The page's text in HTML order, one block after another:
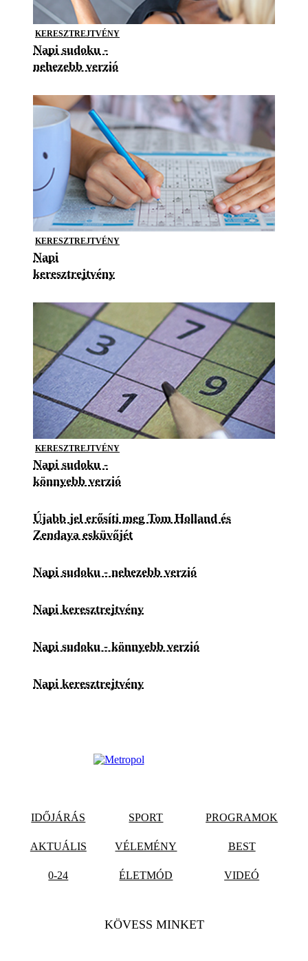
KERESZTREJTVÉNY
Napi sudoku -
nehezebb verzió
KERESZTREJTVÉNY
Napi
keresztrejtvény
KERESZTREJTVÉNY
Napi sudoku -
könnyebb verzió
Újabb jel erősíti meg Tom Holland és
Zendaya esküvőjét
Napi sudoku - nehezebb verzió
Napi keresztrejtvény
Napi sudoku - könnyebb verzió
Napi keresztrejtvény
IDŐJÁRÁS SPORT PROGRAMOK
AKTUÁLIS VÉLEMÉNY BEST
0-24 ÉLETMÓD VIDEÓ
KÖVESS MINKET